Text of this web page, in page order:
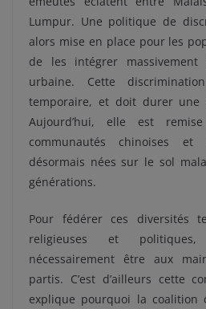
Lumpur. Une politique de
alors mise en place pour les
de les intégrer
urbaine. Cette
temporaire, et doit durer une
Aujourd’hui, elle est
communautés chinoises
désormais nées sur le sol
générations.
Pour fédérer ces diversités
religieuses et
nécessairement être aux
partis. C’est d’ailleurs cette
explique pourquoi la coalition